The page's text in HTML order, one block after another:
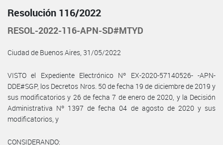
Resolución 116/2022
RESOL-2022-116-APN-SD#MTYD
Ciudad de Buenos Aires, 31/05/2022
VISTO el Expediente Electrónico Nº EX-2020-57140526- -APN-
DDE#SGP, los Decretos Nros. 50 de fecha 19 de diciembre de 2019 y
sus modificatorios y 26 de fecha 7 de enero de 2020, y la Decisión
Administrativa Nº 1397 de fecha 04 de agosto de 2020 y sus
modificatorios, y
CONSIDERANDO: